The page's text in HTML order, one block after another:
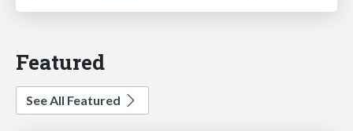
Featured
See All Featured